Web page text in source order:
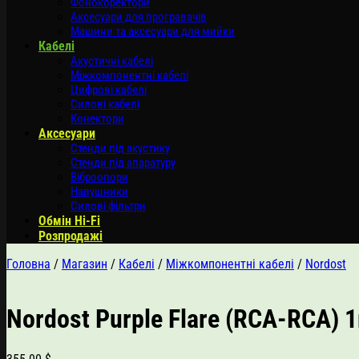
Аксесуари для програвачів
Машини та аксесуари для мийки
Кабелі
Акустичні кабелі
Міжкомпонентні кабелі
Цифрові кабелі
Силові кабелі
Конектори
Аксесуари
Стенди під акустику
Стенди під апаратуру
Віброопори
Навушники
Силові фільтри
Обмін Hi-Fi
Розпродажі
Головна / Магазин / Кабелі / Міжкомпонентні кабелі / Nordost
Nordost Purple Flare (RCA-RCA)